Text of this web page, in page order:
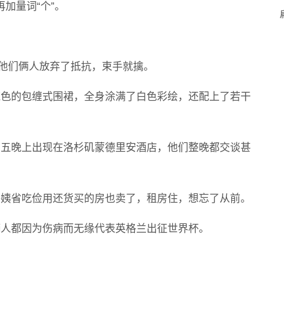
量词“个”。
们俩人放弃了抵抗，束手就擒。
的包缠式围裙，全身涂满了白色彩绘，还配上了若干
晚上出现在洛杉矶蒙德里安酒店，他们整晚都交谈甚
省吃俭用还货买的房也卖了，租房住，想忘了从前。
都因为伤病而无缘代表英格兰出征世界杯。